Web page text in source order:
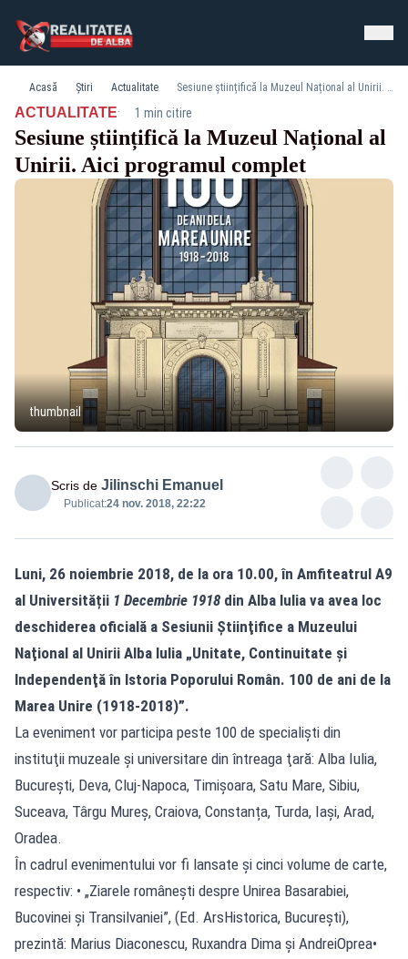
Acasă Știri Actualitate Sesiune științifică la Muzeul Național al Unirii. Aici programul complet
ACTUALITATE· 1 min citire
Sesiune științifică la Muzeul Național al
Unirii. Aici programul complet
thumbnail
Scris de Jilinschi Emanuel
Publicat:24 nov. 2018, 22:22
Luni, 26 noiembrie 2018, de la ora 10.00, în Amfiteatrul A9
al Universității 1 Decembrie 1918 din Alba Iulia va avea loc
deschiderea oficială a Sesiunii Ştiinţifice a Muzeului
Naţional al Unirii Alba Iulia „Unitate, Continuitate şi
Independenţă în Istoria Poporului Român. 100 de ani de la
Marea Unire (1918-2018)”.
La eveniment vor participa peste 100 de specialişti din
instituţii muzeale şi universitare din întreaga ţară: Alba Iulia,
Bucureşti, Deva, Cluj-Napoca, Timişoara, Satu Mare, Sibiu,
Suceava, Târgu Mureş, Craiova, Constanța, Turda, Iași, Arad,
Oradea.
În cadrul evenimentului vor fi lansate şi cinci volume de carte,
respectiv: • „Ziarele românești despre Unirea Basarabiei,
Bucovinei și Transilvaniei”, (Ed. ArsHistorica, București),
prezintă: Marius Diaconescu, Ruxandra Dima și AndreiOprea•